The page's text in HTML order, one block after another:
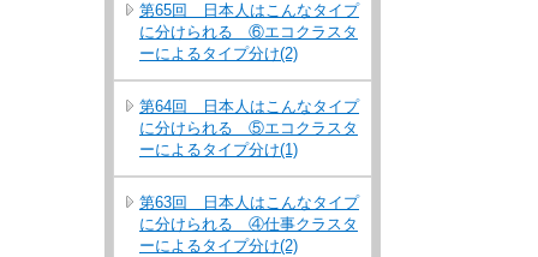
第65回 日本人はこんなタイプ
に分けられる ⑥エコクラスタ
ーによるタイプ分け(2)
第64回 日本人はこんなタイプ
に分けられる ⑤エコクラスタ
ーによるタイプ分け(1)
第63回 日本人はこんなタイプ
に分けられる ④仕事クラスタ
ーによるタイプ分け(2)